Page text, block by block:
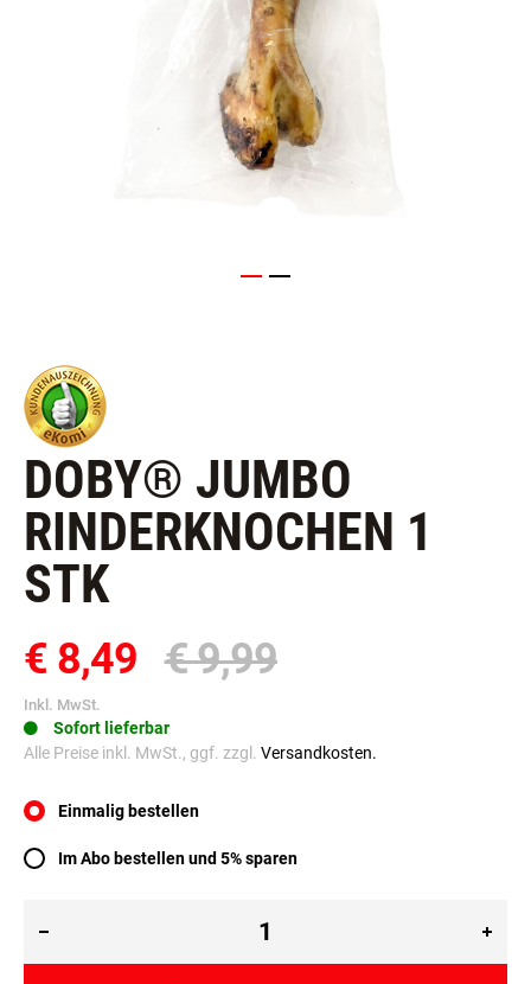
DOBY® JUMBO
RINDERKNOCHEN 1
STK
€ 8,49 € 9,99
Inkl. MwSt.
Sofort lieferbar
Alle Preise inkl. MwSt., ggf. zzgl. Versandkosten.
Einmalig bestellen
Im Abo bestellen und 5% sparen